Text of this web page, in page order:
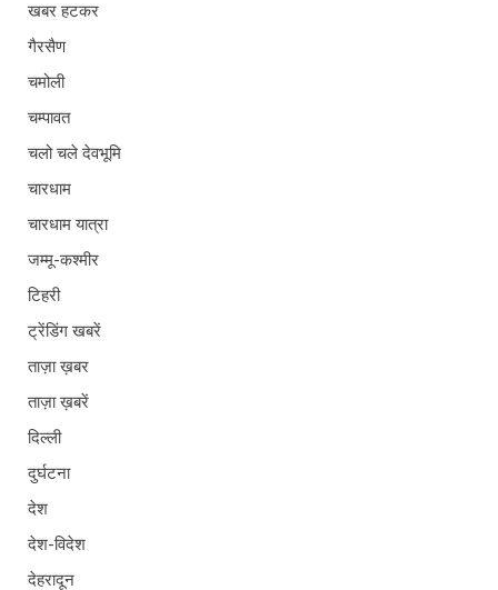
खबर हटकर
गैरसैण
चमोली
चम्पावत
चलो चले देवभूमि
चारधाम
चारधाम यात्रा
जम्मू-कश्मीर
टिहरी
ट्रेंडिंग खबरें
ताज़ा ख़बर
ताज़ा ख़बरें
दिल्ली
दुर्घटना
देश
देश-विदेश
देहरादून